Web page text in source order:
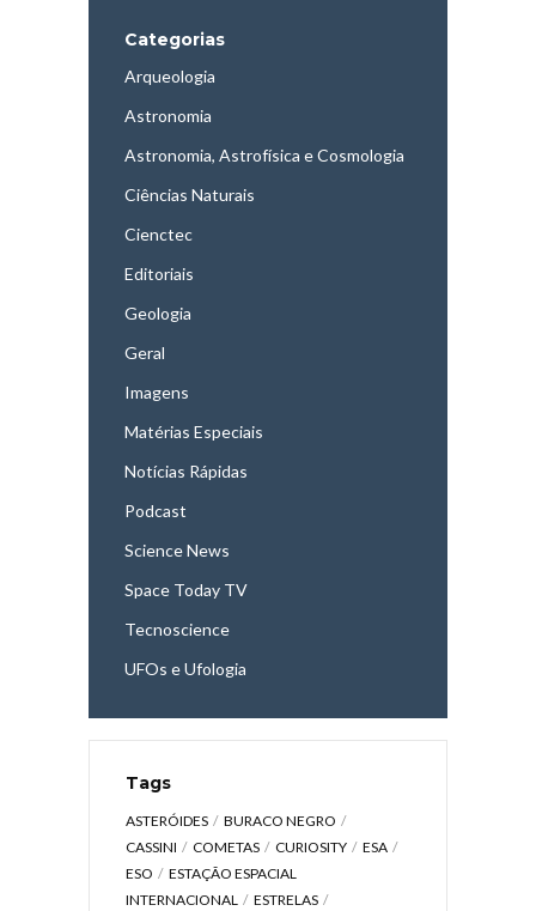
Categorias
Arqueologia
Astronomia
Astronomia, Astrofísica e Cosmologia
Ciências Naturais
Cienctec
Editoriais
Geologia
Geral
Imagens
Matérias Especiais
Notícias Rápidas
Podcast
Science News
Space Today TV
Tecnoscience
UFOs e Ufologia
Tags
ASTERÓIDES
BURACO NEGRO
CASSINI
COMETAS CURIOSITY
ESA
ESO
ESTAÇÃO ESPACIAL
INTERNACIONAL
ESTRELAS